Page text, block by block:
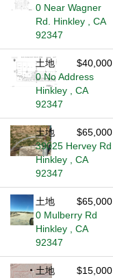
0 Near Wagner
Rd. Hinkley , CA
92347
土地
$40,000
0 No Address
Hinkley , CA
92347
土地
$65,000
39025 Hervey Rd
Hinkley , CA
92347
土地
$65,000
0 Mulberry Rd
Hinkley , CA
92347
土地
$15,000